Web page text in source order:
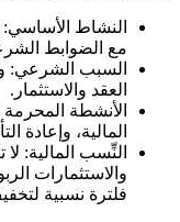
النشاط الأساسي:
مع الضوابط
السبب الشرعي:
العقد والاستثمار.
الأنشطة المحرمة
المالية، وإعادة
النِّسب المالية: لا
والاستثمارات
فلترة نسبية